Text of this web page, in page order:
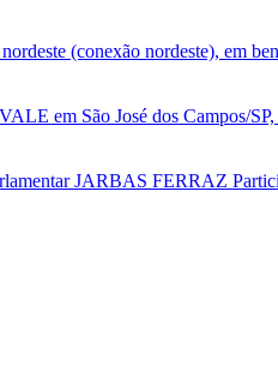
(conexão nordeste), em
em São José dos Campos/SP,
JARBAS FERRAZ